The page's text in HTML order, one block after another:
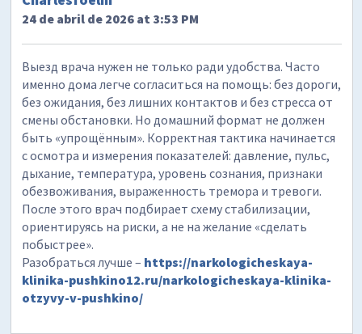
24 de abril de 2026 at 3:53 PM
Выезд врача нужен не только ради удобства. Часто
именно дома легче согласиться на помощь: без дороги,
без ожидания, без лишних контактов и без стресса от
смены обстановки. Но домашний формат не должен
быть «упрощённым». Корректная тактика начинается
с осмотра и измерения показателей: давление, пульс,
дыхание, температура, уровень сознания, признаки
обезвоживания, выраженность тремора и тревоги.
После этого врач подбирает схему стабилизации,
ориентируясь на риски, а не на желание «сделать
побыстрее».
Разобраться лучше – https://narkologicheskaya-
klinika-pushkino12.ru/narkologicheskaya-klinika-
otzyvy-v-pushkino/